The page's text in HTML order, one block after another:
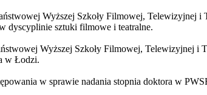
Wyższej Szkoły Filmowej, Telewizyjnej
dyscyplinie sztuki filmowe i teatralne.
Wyższej Szkoły Filmowej, Telewizyjnej i
w Łodzi.
w sprawie nadania stopnia doktora w